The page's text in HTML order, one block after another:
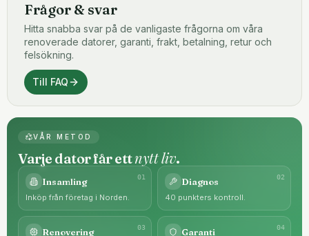
Frågor & svar
Hitta snabba svar på de vanligaste frågorna om våra
renoverade datorer, garanti, frakt, betalning, retur och
felsökning.
Till FAQ
VÅR METOD
Varje dator får ettnytt liv.
01
Insamling
Inköp från företag i Norden.
02
Diagnos
40 punkters kontroll.
03
Renovering 04
Garanti